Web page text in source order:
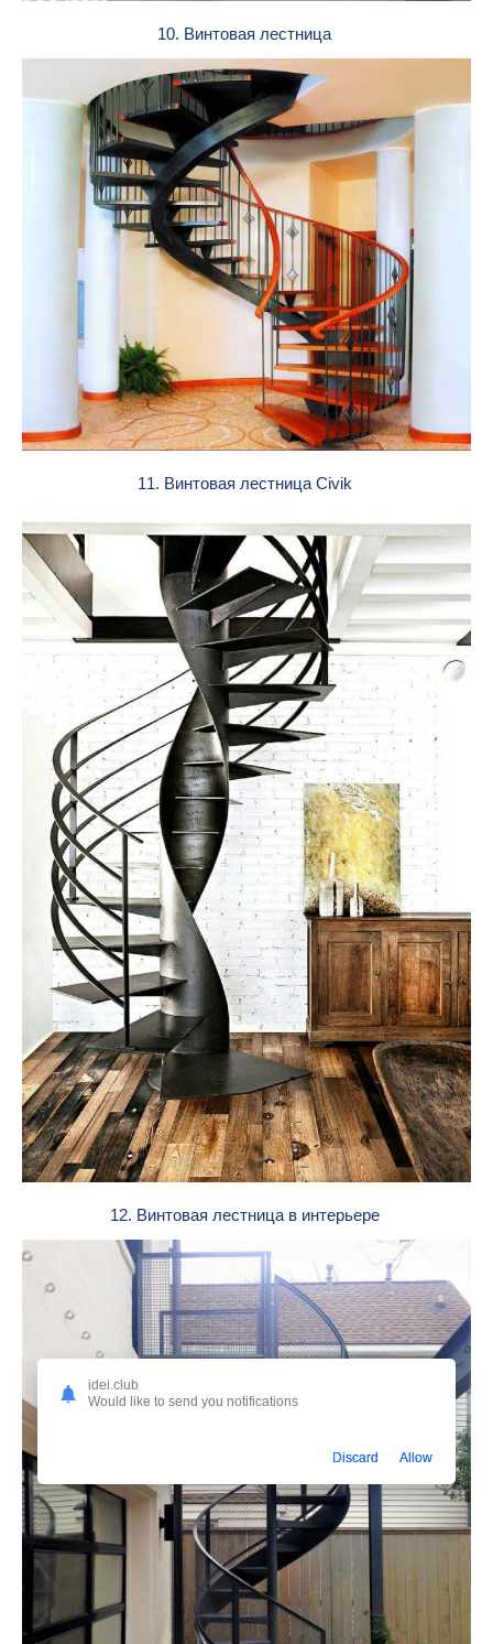
10. Винтовая лестница
11. Винтовая лестница Civik
12. Винтовая лестница в интерьере
idei.club
Would like to send you notifications
Discard Allow